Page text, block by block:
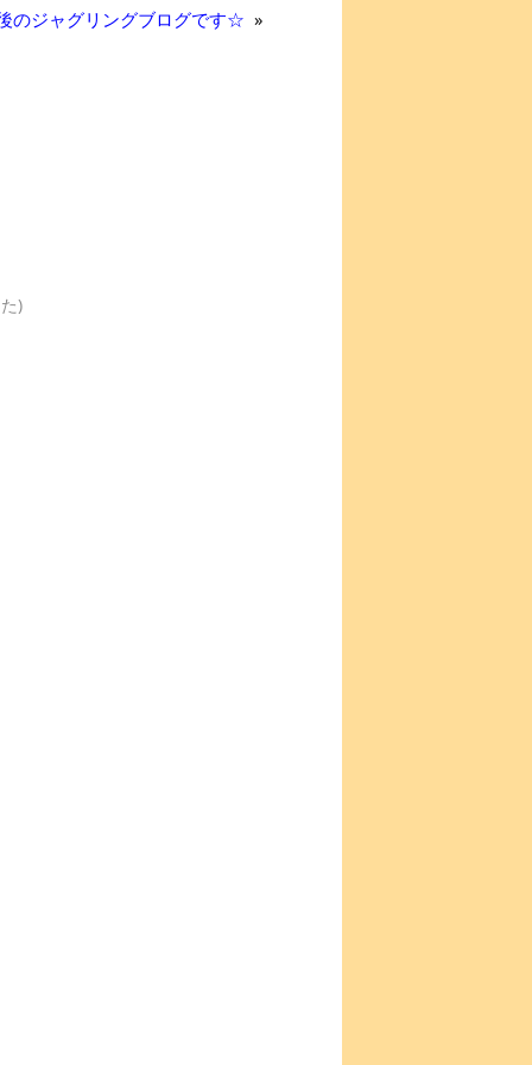
のジャグリングブログです☆ »
)